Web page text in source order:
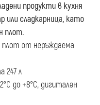
продукти в кухня
или сладкарница, като
плот.
плот от неръждаема
247 л
до +8°C, дигитален